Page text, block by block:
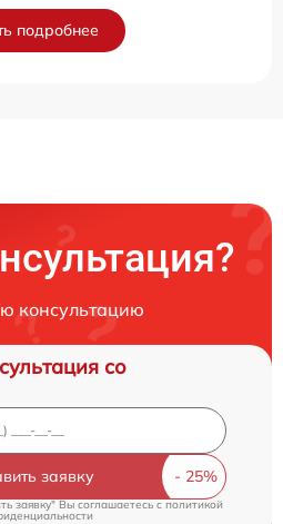
подробнее
консультацию
со
заявку
заявку" Вы соглашаетесь cполитикой